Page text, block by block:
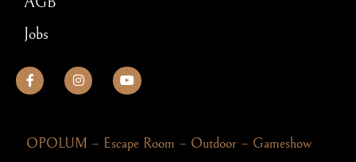
Jobs
OPOLUM – Escape Room – Outdoor – Gameshow